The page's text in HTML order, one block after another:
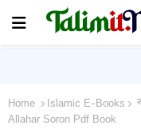
Home Islamic E-Books
Allahar Soron Pdf Book